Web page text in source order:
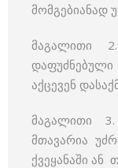
მომგებიანად
მაგალითი
აქცევენ
მაგალითი
მთავარია
ქვეყანაში ან